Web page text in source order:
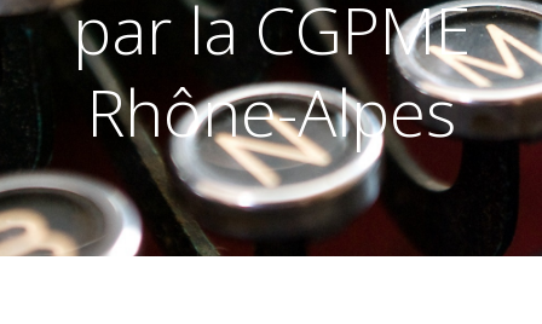
par la CGPME
Rhône-Alpes